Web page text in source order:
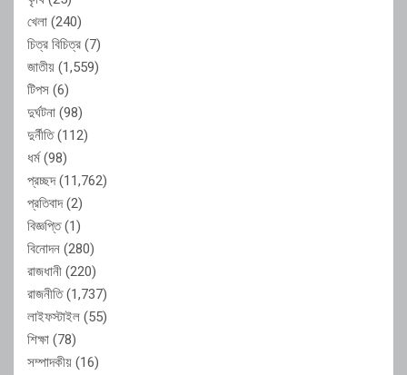
খেলা (240)
চিত্র বিচিত্র (7)
জাতীয় (1,559)
টিপস (6)
দুর্ঘটনা (98)
দুর্নীতি(112)
ধর্ম(98)
প্রচ্ছদ(11,762)
প্রতিবাদ(2)
বিজ্ঞপ্তি(1)
বিনোদন (280)
রাজধানী (220)
রাজনীতি(1,737)
লাইফস্টাইল (55)
শিক্ষা (78)
সম্পাদকীয় (16)